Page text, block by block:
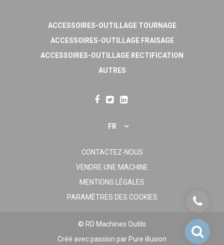
ACCESSOIRES-OUTILLAGE TOURNAGE
ACCESSOIRES-OUTILLAGE FRAISAGE
ACCESSOIRES-OUTILLAGE RECTIFICATION
AUTRES
FR
CONTACTEZ-NOUS
VENDRE UNE MACHINE
MENTIONS LÉGALES
PARAMÈTRES DES COOKIES
© RD Machines Outils
Créé avec passion par Pure illusion